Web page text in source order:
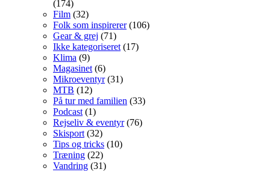
(174)
Film (32)
Folk som inspirerer(106)
Gear & grej (71)
Ikke kategoriseret (17)
Klima (9)
Magasinet (6)
Mikroeventyr(31)
MTB (12)
På tur med familien (33)
Podcast (1)
Rejseliv & eventyr(76)
Skisport (32)
Tips og tricks (10)
Træning (22)
Vandring (31)